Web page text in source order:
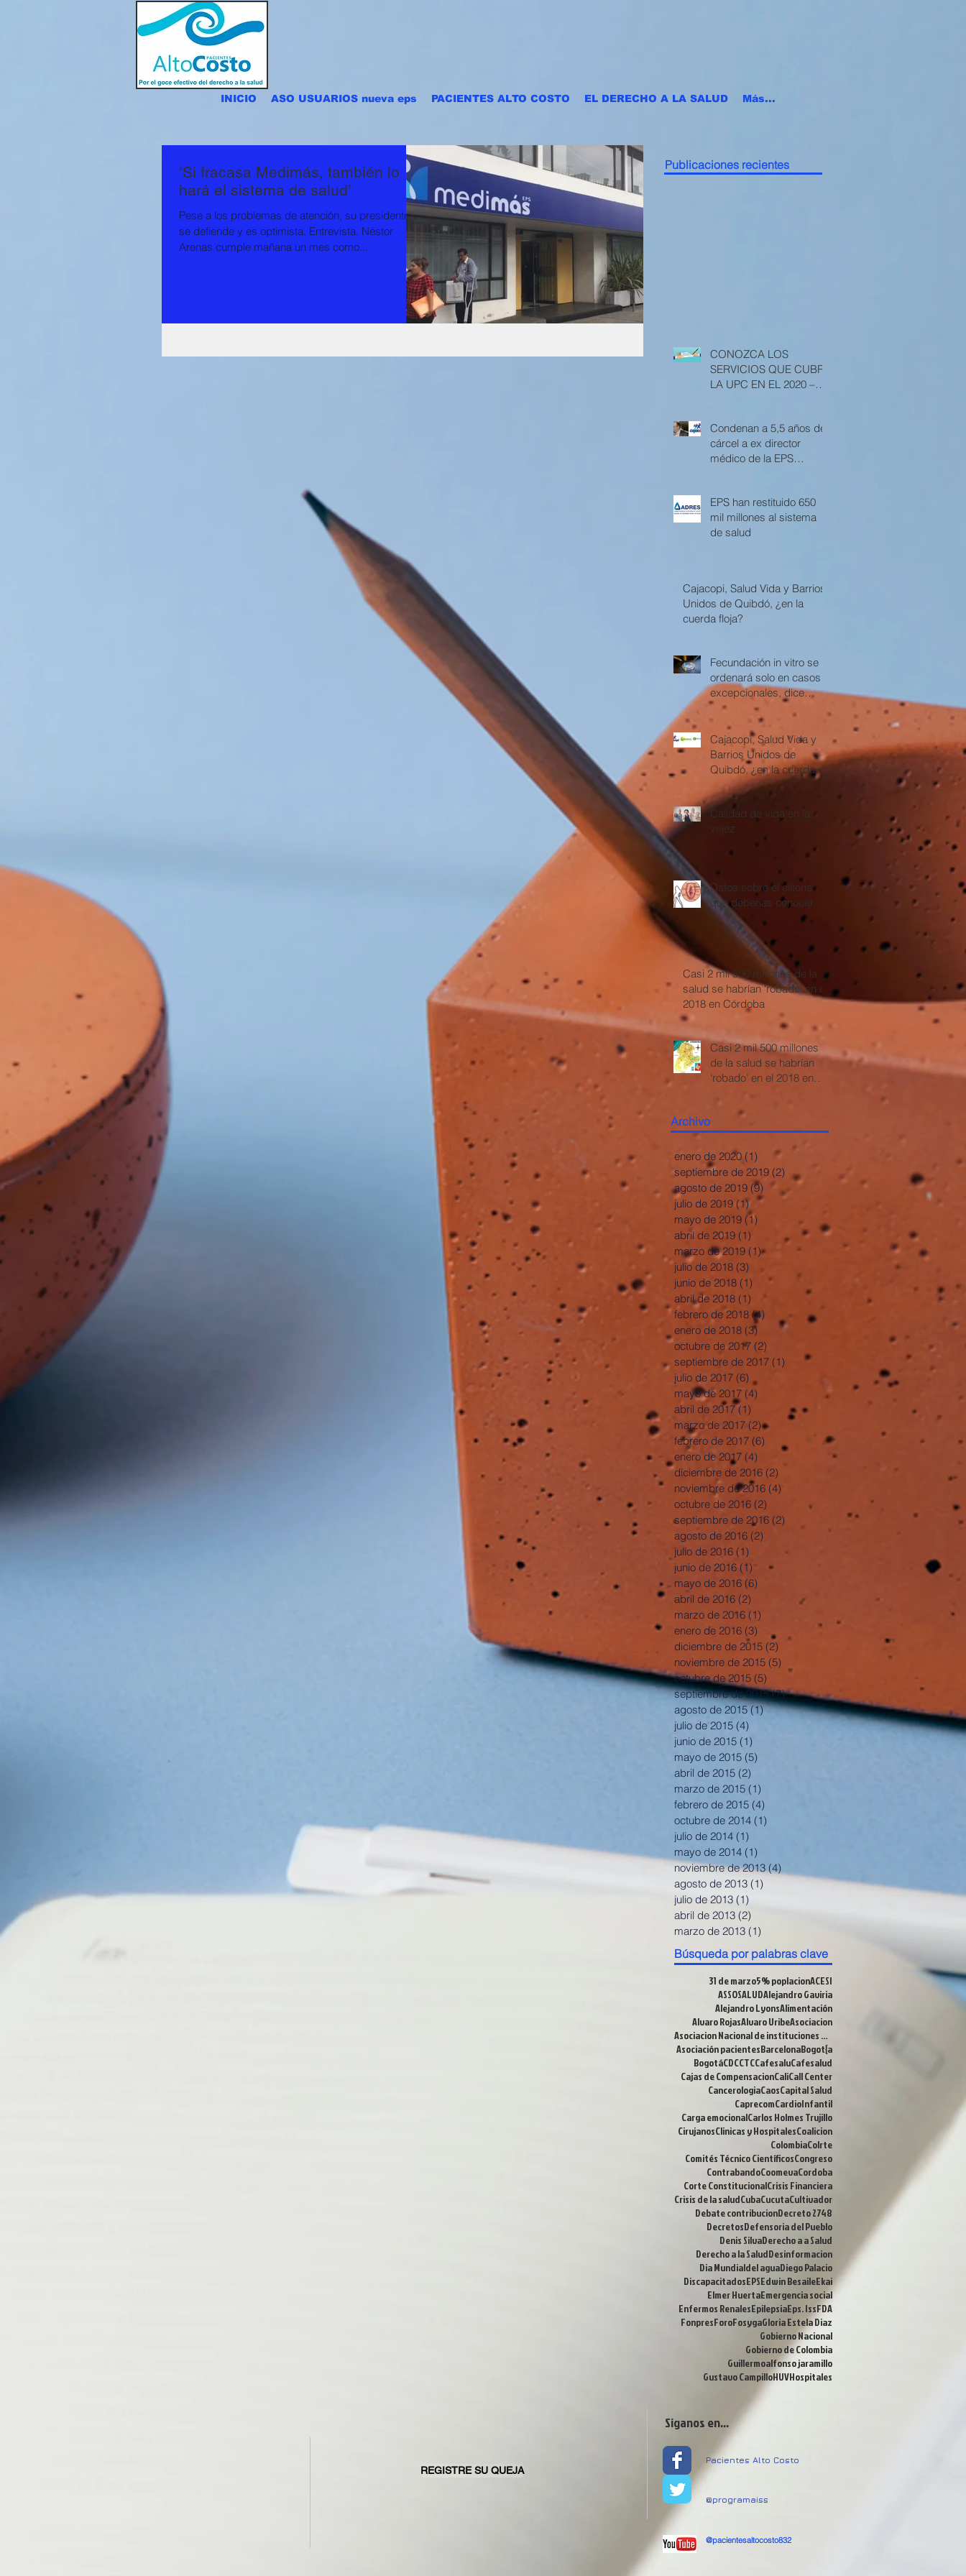
INICIO ASO USUARIOS nueva eps PACIENTES ALTO COSTO EL DERECHO A LA SALUD Más...
‘Si fracasa Medimás, también lo
hará el sistema de salud’
Pese a los problemas de atención, su presidente
se defiende y es optimista. Entrevista. Néstor
Arenas cumple mañana un mes como...
Publicaciones recientes
CONOZCA LOS
SERVICIOS QUE CUBRE
LA UPC EN EL 2020 –
Condenan a 5,5 años de
cárcel a ex director
médico de la EPS
EPS han restituido 650
mil millones al sistema
de salud
Cajacopi, Salud Vida y Barrios
Unidos de Quibdó, ¿en la
cuerda floja?
Fecundación in vitro se
ordenará solo en casos
excepcionales, dice
Corte Constitucional
Cajacopi, Salud Vida y
Barrios Unidos de
Quibdó, ¿en la cuerda
floja?
Calidad de vida en la
vejez
Datos sobre el clítoris
que deberías conocer
Casi 2 mil 500 millones de la
salud se habrían ‘robado’ en el
2018 en Córdoba
Casi 2 mil 500 millones
de la salud se habrían
‘robado’ en el 2018 en
Archivo
enero de 2020 (1) 1 entrada
septiembre de 2019 (2) 2 entradas
agosto de 2019 (9) 9 entradas
julio de 2019 (1)1 entrada
mayo de 2019 (1) 1 entrada
abril de 2019 (1) 1 entrada
marzo de 2019 (1)1 entrada
julio de 2018 (3)
junio de 2018 (1) 1 entrada
abril de 2018 (1) 1 entrada
febrero de 2018 (4) 4 entradas
enero de 2018 (3) 3 entradas
octubre de 2017 (2)
septiembre de 2017 (1) 1 entrada
julio de 2017 (6)
mayo de 2017 (4)
abril de 2017 (1) 1 entrada
marzo de 2017 (2)2 entradas
febrero de 2017 (6)
enero de 2017 (4) 4 entradas
diciembre de 2016 (2)
noviembre de 2016 (4)
octubre de 2016 (2) 2 entradas
septiembre de 2016 (2)
agosto de 2016 (2)
julio de 2016 (1) 1 entrada
junio de 2016 (1) 1 entrada
mayo de 2016 (6)
abril de 2016 (2) 2 entradas
marzo de 2016 (1)
enero de 2016 (3)
diciembre de 2015 (2)
noviembre de 2015 (5)
octubre de 2015 (5)
septiembre de 2015 (7)7 entradas
agosto de 2015 (1)1 entrada
julio de 2015 (4)
junio de 2015 (1)
mayo de 2015 (5)
abril de 2015 (2)
marzo de 2015 (1)
febrero de 2015 (4)
octubre de 2014 (1)
julio de 2014 (1)
mayo de 2014 (1)
noviembre de 2013 (4)
agosto de 2013 (1)
julio de 2013 (1)
abril de 2013 (2)
marzo de 2013 (1)
Búsqueda por palabras clave
31 de marzo5% poplacionACESI
ASSOSALUDAlejandro Gaviria
Alejandro LyonsAlimentación
Alvaro RojasAlvaro UribeAsociacion
Asociacion Nacional de instituciones Financieras
Asociación pacientesBarcelonaBogot{a
BogotáCDCCTCCafesaluCafesalud
Cajas de CompensacionCaliCall Center
CancerologiaCaosCapital Salud
CaprecomCardioInfantil
Carga emocionalCarlos Holmes Trujillo
CirujanosClinicas y HospitalesCoalicion
ColombiaColrte
Comités Técnico CientíficosCongreso
ContrabandoCoomevaCordoba
Corte ConstitucionalCrisis Financiera
Crisis de la saludCubaCucutaCultivador
Debate contribucionDecreto 2748
DecretosDefensoria del Pueblo
Denis SilvaDerecho a a Salud
Derecho a la SaludDesinformacion
Dia Mundialdel aguaDiego Palacio
DiscapacitadosEPSEdwin BesaileEkai
Elmer HuertaEmergencia social
Enfermos RenalesEpilepsiaEps. IssFDA
FonpresForoFosygaGloria Estela Diaz
Gobierno Nacional
Gobierno de Colombia
Guillermoalfonso jaramillo
Gustavo CampilloHUVHospitales
REGISTRE SU QUEJA
Siganos en...
Pacientes Alto Costo
@programaiss
@pacientesaltocosto832